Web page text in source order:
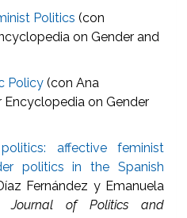
Politics (con
on Gender and
Policy (con Ana
Encyclopedia on Gender
affective feminist
politics in the Spanish
Fernández y Emanuela
Journal of Politics and